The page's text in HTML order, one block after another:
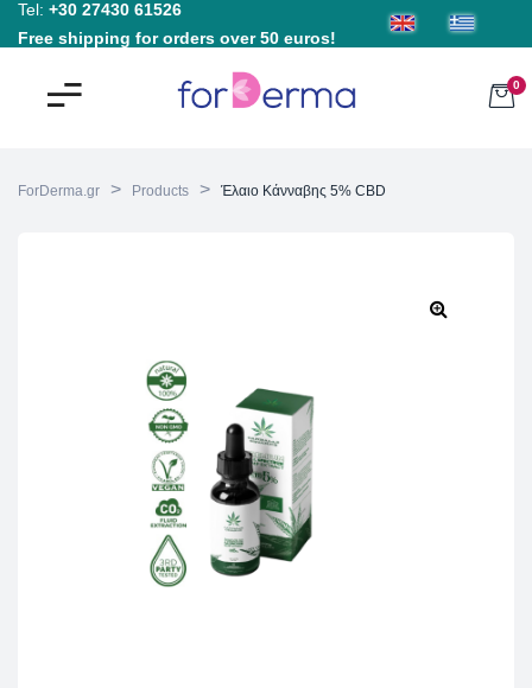
Tel: +30 27430 61526
Free shipping for orders over 50 euros!
0
ForDerma.gr > Products > Έλαιο Κάνναβης 5% CBD